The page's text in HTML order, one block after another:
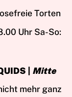
Torten
Uhr Sa-So:
| Mitte
mehr ganz